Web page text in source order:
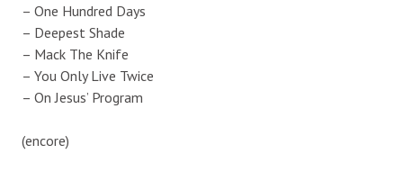
– One Hundred Days
– Deepest Shade
– Mack The Knife
– You Only Live Twice
– On Jesus’ Program
(encore)